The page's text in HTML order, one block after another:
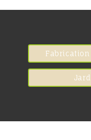
Fabrication